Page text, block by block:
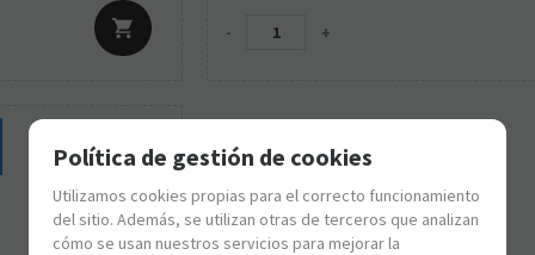
- +
Política de gestión de cookies
Utilizamos cookies propias para el correcto funcionamiento
del sitio. Además, se utilizan otras de terceros que analizan
cómo se usan nuestros servicios para mejorar la